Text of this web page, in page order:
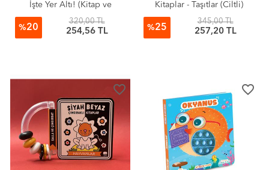
İşte Yer Altı! (Kitap ve
Yapboz Seti)
%20
320,00 TL
254,56 TL
Kitaplar - Taşıtlar (Ciltli)
%25
345,00 TL
257,20 TL
favorite_border favorite_border